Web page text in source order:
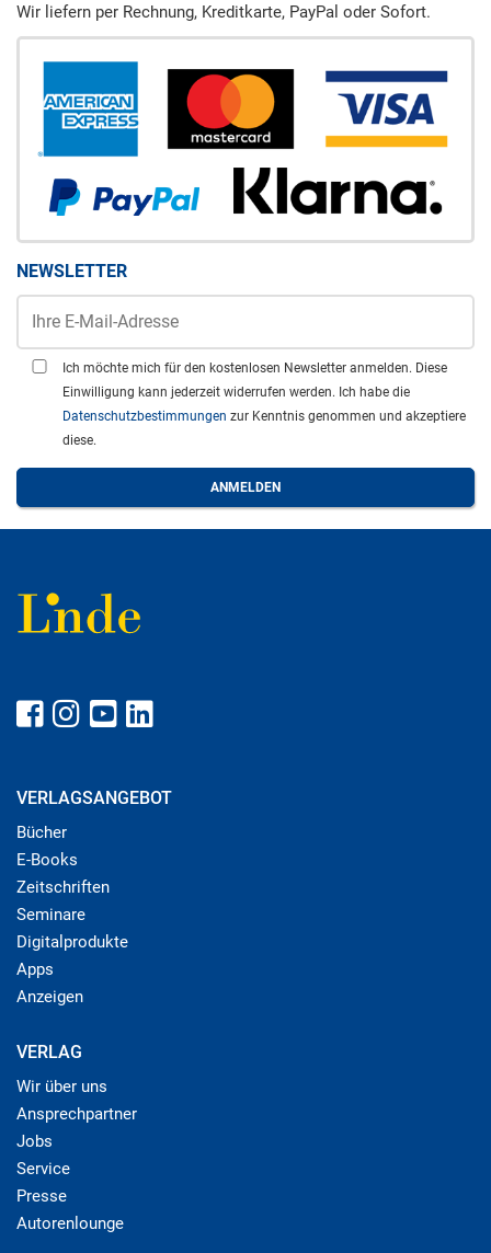
Wir liefern per Rechnung, Kreditkarte, PayPal oder Sofort.
NEWSLETTER
Ich möchte mich für den kostenlosen Newsletter anmelden. Diese
Einwilligung kann jederzeit widerrufen werden. Ich habe die
Datenschutzbestimmungen zur Kenntnis genommen und akzeptiere
diese.
VERLAGSANGEBOT
Bücher
E-Books
Zeitschriften
Seminare
Digitalprodukte
Apps
Anzeigen
VERLAG
Wir über uns
Ansprechpartner
Jobs
Service
Presse
Autorenlounge